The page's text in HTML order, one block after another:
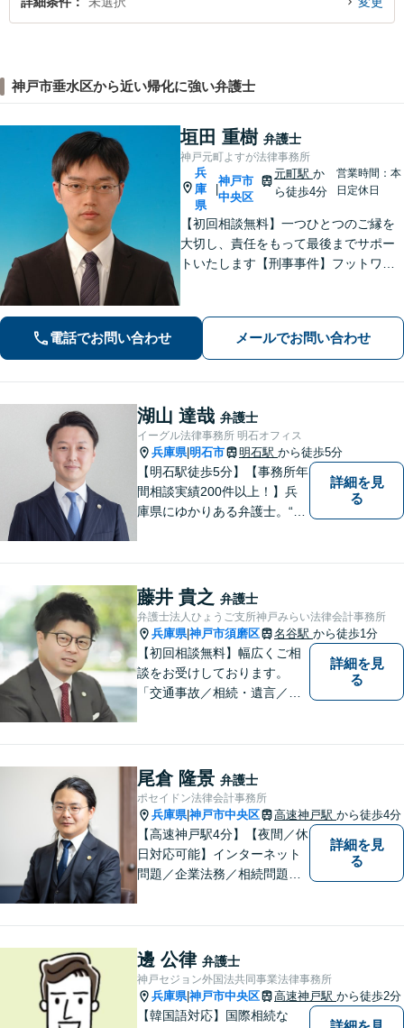
神戸市垂水区から近い帰化に強い弁護士
垣田 重樹 弁護士
神戸元町よすが法律事務所
兵
庫
県
神戸市
中央区
元町駅 か
ら徒歩4分
営業時間：本
日定休日
【初回相談無料】一つひとつのご縁を
大切し、責任をもって最後までサポー
トいたします【刑事事件】フットワー
題】経済面やお子さまの将来を見据
え、納得できる解決策を提案【元町駅4
分】
電話でお問い合わせ メールでお問い合わせ
湖山 達哉 弁護士
イーグル法律事務所 明石オフィス
兵庫県|明石市 明石駅 から徒歩5分
【明石駅徒歩5分】【事務所年
間相談実績200件以上！】兵
庫県にゆかりある弁護士。“プ
題にも迅速に対応いたしま
す。【初回無料相談】
詳細を見
る
藤井 貴之 弁護士
弁護士法人ひょうご支所神戸みらい法律会計事務所
兵庫県|神戸市須磨区 名谷駅 から徒歩1分
【初回相談無料】幅広くご相
談をお受けしております。
「交通事故／相続・遺言／離
い。公認会計士試験合格者。
【夜間・休日相談可能（要予
約）】【弁護士歴10年以上】
詳細を見
る
尾倉 隆景 弁護士
ポセイドン法律会計事務所
兵庫県|神戸市中央区 高速神戸駅 から徒歩4分
【高速神戸駅4分】【夜間／休
日対応可能】インターネット
問題／企業法務／相続問題／
詳細を見
る
邊 公律 弁護士
神戸セジョン外国法共同事業法律事務所
兵庫県|神戸市中央区 高速神戸駅 から徒歩2分
【韓国語対応】国際相続な